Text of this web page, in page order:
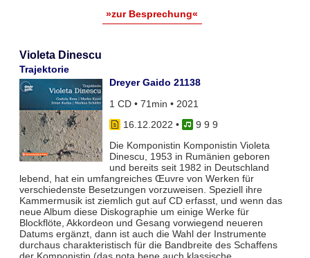
»zur Besprechung«
Violeta Dinescu
Trajektorie
Dreyer Gaido 21138
1 CD • 71min • 2021
16.12.2022 •
9 9 9
Die Komponistin Komponistin Violeta
Dinescu, 1953 in Rumänien geboren
und bereits seit 1982 in Deutschland
lebend, hat ein umfangreiches Œuvre von Werken für
verschiedenste Besetzungen vorzuweisen. Speziell ihre
Kammermusik ist ziemlich gut auf CD erfasst, und wenn das
neue Album diese Diskographie um einige Werke für
Blockflöte, Akkordeon und Gesang vorwiegend neueren
Datums ergänzt, dann ist auch die Wahl der Instrumente
durchaus charakteristisch für die Bandbreite des Schaffens